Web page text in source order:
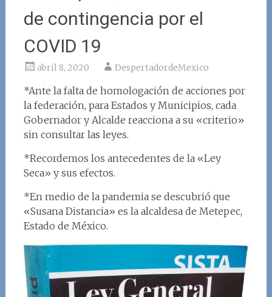
de contingencia por el
COVID 19
abril 8, 2020 DespertadordeMexico
*Ante la falta de homologación de acciones por
la federación, para Estados y Municipios, cada
Gobernador y Alcalde reacciona a su «criterio»
sin consultar las leyes.
*Recordemos los antecedentes de la «Ley
Seca» y sus efectos.
*En medio de la pandemia se descubrió que
«Susana Distancia» es la alcaldesa de Metepec,
Estado de México.